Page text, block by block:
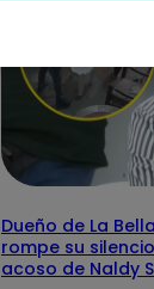
Dueño de La
rompe su
acoso de Naldy